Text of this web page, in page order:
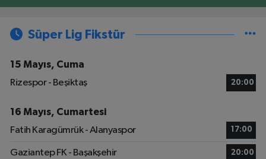
Süper Lig Fikstür
15 Mayıs, Cuma
Rizespor - Beşiktaş
20:00
16 Mayıs, Cumartesi
Fatih Karagümrük - Alanyaspor
17:00
Gaziantep FK - Başakşehir 20:00